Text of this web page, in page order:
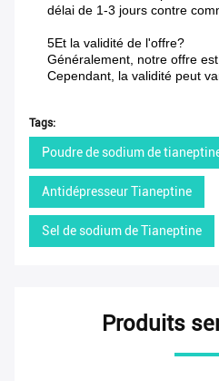
délai de 1-3 jours contre
5Et la validité de l'offre?
Généralement, notre offre
Cependant, la validité peut
Tags:
Poudre de sodium de
Antidépresseur Tianeptine
Sel de sodium de Tianeptine
Produits